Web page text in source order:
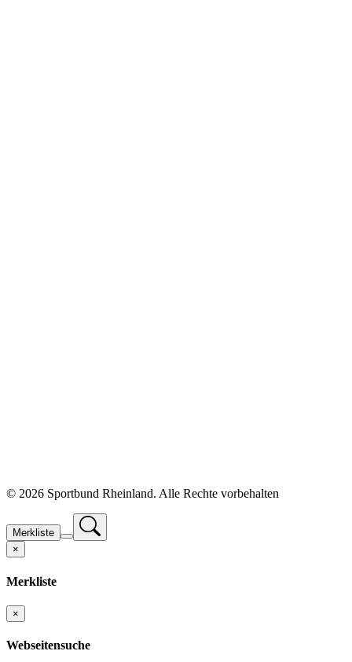
© 2026 Sportbund Rheinland. Alle Rechte vorbehalten
Merkliste
×
Merkliste
×
Webseitensuche